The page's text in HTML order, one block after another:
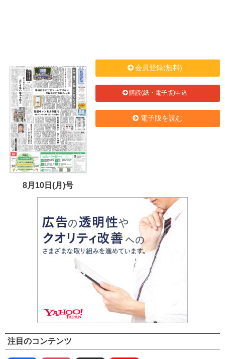
8月10日(月)号
会員登録(無料)
購読(紙・電子版)申込
電子版を読む
注目のコンテンツ